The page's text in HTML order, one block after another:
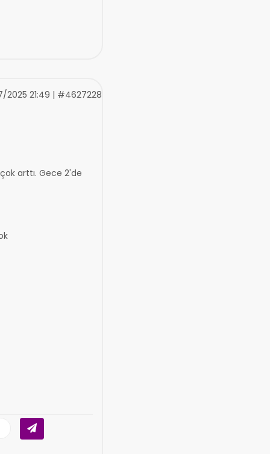
2025 21:49 | #4627228
arttı. Gece 2'de